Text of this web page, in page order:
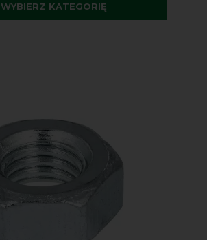
WYBIERZ KATEGORIĘ